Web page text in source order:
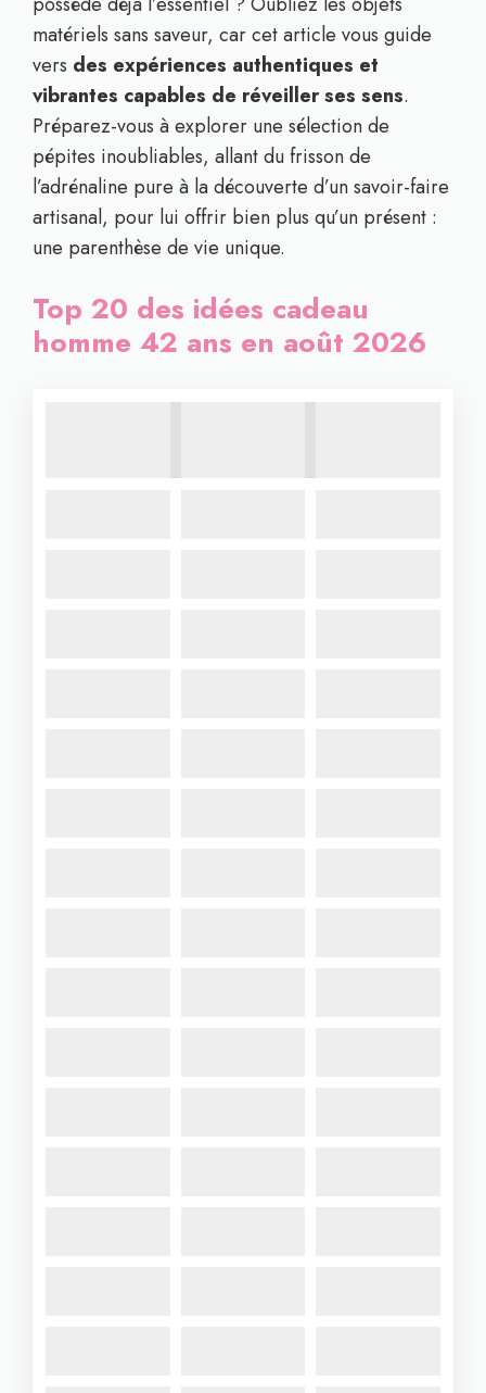
matériels sans saveur, car cet article vous guide
vers des expériences authentiques et
vibrantes capables de réveiller ses sens.
Préparez-vous à explorer une sélection de
pépites inoubliables, allant du frisson de
l’adrénaline pure à la découverte d’un savoir-faire
artisanal, pour lui offrir bien plus qu’un présent :
une parenthèse de vie unique.
Top 20 des idées cadeau
homme 42 ans en août 2026